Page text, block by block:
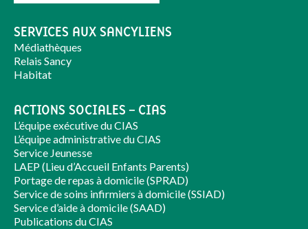
SERVICES AUX SANCYLIENS
Médiathèques
Relais Sancy
Habitat
ACTIONS SOCIALES – CIAS
L’équipe exécutive du CIAS
L’équipe administrative du CIAS
Service Jeunesse
LAEP (Lieu d’Accueil Enfants Parents)
Portage de repas à domicile (SPRAD)
Service de soins infirmiers à domicile (SSIAD)
Service d’aide à domicile (SAAD)
Publications du CIAS